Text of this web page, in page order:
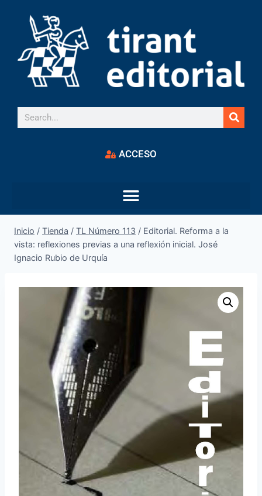
ACCESO
Inicio / Tienda / TL Número 113 / Editorial. Reforma a la
vista: reflexiones previas a una reflexión inicial. José
Ignacio Rubio de Urquía